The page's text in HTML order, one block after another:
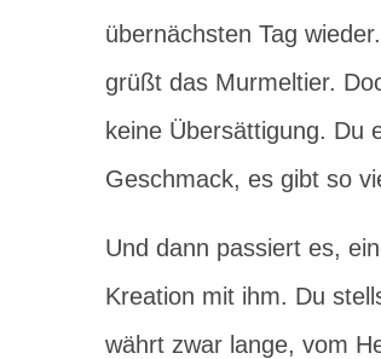
übernächsten Tag
grüßt das Murmeltier.
keine Übersättigung. Du
Geschmack, es gibt so
Und dann passiert es,
Kreation mit ihm. Du
währt zwar lange, vom